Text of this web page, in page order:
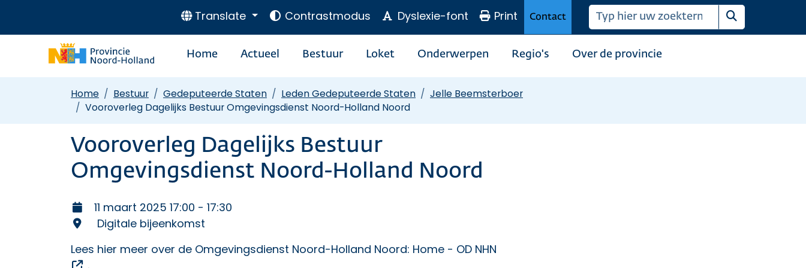
Translate Contrastmodus Dyslexie-font Print Contact
Zoeken
Home Actueel Bestuur Loket Onderwerpen Regio's Over de provincie
Home Bestuur Gedeputeerde Staten Leden Gedeputeerde Staten
Jelle Beemsterboer
Vooroverleg Dagelijks Bestuur Omgevingsdienst Noord-Holland Noord
Vooroverleg Dagelijks Bestuur
Omgevingsdienst Noord-Holland Noord
11 maart 2025 17:00 - 17:30
Digitale bijeenkomst
Lees hier meer over de Omgevingsdienst Noord-Holland Noord: Home - OD NHN
Opent een externe link